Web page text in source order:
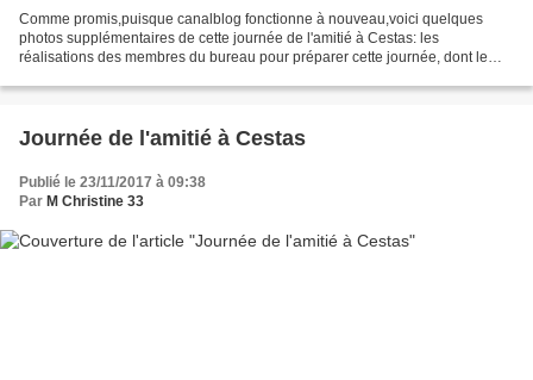
Comme promis,puisque canalblog fonctionne à nouveau,voici quelques
photos supplémentaires de cette journée de l'amitié à Cestas: les
réalisations des membres du bureau pour préparer cette journée, dont le
Journée de l'amitié à Cestas
Publié le 23/11/2017 à 09:38
Par M Christine 33